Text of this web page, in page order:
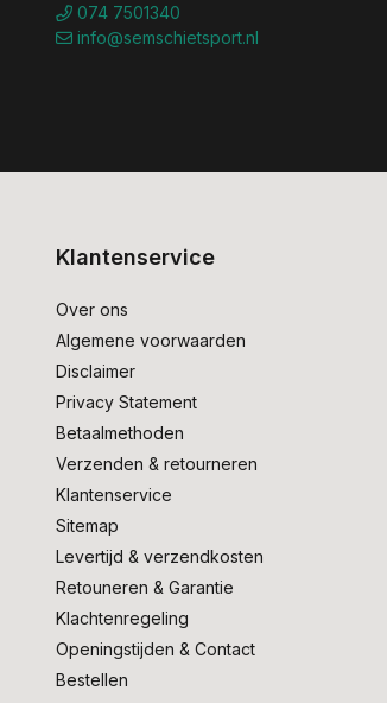
074 7501340
info@semschietsport.nl
Klantenservice
Over ons
Algemene voorwaarden
Disclaimer
Privacy Statement
Betaalmethoden
Verzenden & retourneren
Klantenservice
Sitemap
Levertijd & verzendkosten
Retouneren & Garantie
Klachtenregeling
Openingstijden & Contact
Bestellen